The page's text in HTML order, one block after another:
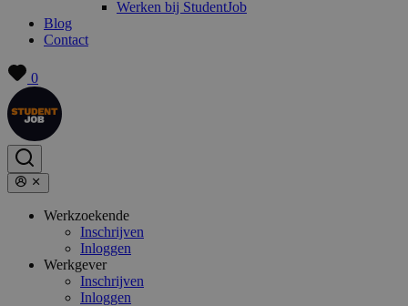
Werken bij StudentJob
Blog
Contact
0
Werkzoekende
Inschrijven
Inloggen
Werkgever
Inschrijven
Inloggen